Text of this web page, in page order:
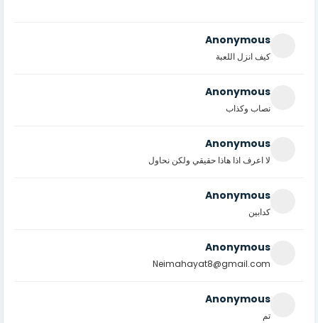
Anonymous
كيف انزل اللعبة
Anonymous
نصاب وكذاب
Anonymous
لا اعرف اذا هاذا حقيقي ولكن نحاول
Anonymous
كدابين
Anonymous
Neimahayat8@gmail.com
Anonymous
تم